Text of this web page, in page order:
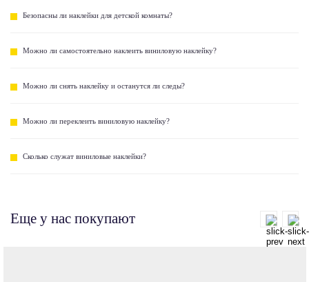
Безопасны ли наклейки для детской комнаты?
Можно ли самостоятельно наклеить виниловую наклейку?
Можно ли снять наклейку и останутся ли следы?
Можно ли переклеить виниловую наклейку?
Сколько служат виниловые наклейки?
Еще у нас покупают